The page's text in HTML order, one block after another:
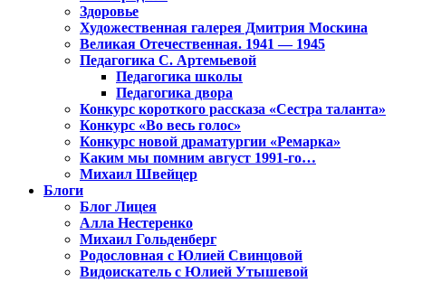
Здоровье
Художественная галерея Дмитрия Москина
Великая Отечественная. 1941 — 1945
Педагогика С. Артемьевой
Педагогика школы
Педагогика двора
Конкурс короткого рассказа «Сестра таланта»
Конкурс «Во весь голос»
Конкурс новой драматургии «Ремарка»
Каким мы помним август 1991-го…
Михаил Швейцер
Блоги
Блог Лицея
Алла Нестеренко
Михаил Гольденберг
Родословная с Юлией Свинцовой
Видоискатель с Юлией Утышевой